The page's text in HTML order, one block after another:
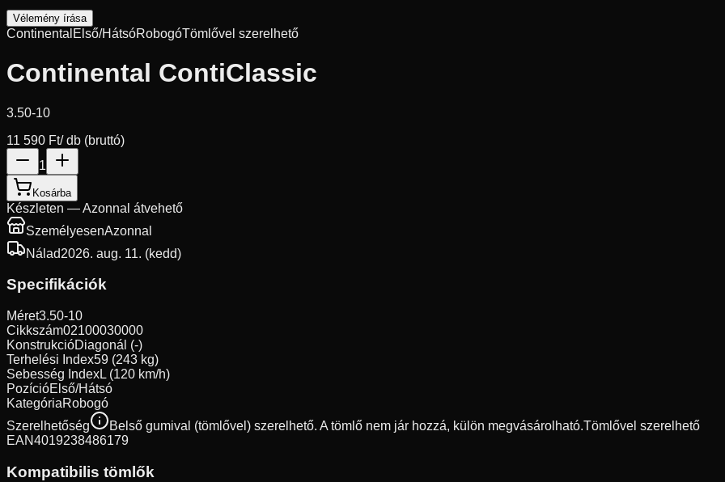
Vélemény írása
Continental Első/HátsóRobogóTömlővel szerelhető
Continental ContiClassic
3.50-10
11 590 Ft/ db (bruttó)
1
Kosárba
Készleten — Azonnal átvehető
SzemélyesenAzonnal
Nálad2026. aug. 11. (kedd)
Specifikációk
Méret3.50-10
Cikkszám02100030000
KonstrukcióDiagonál (-)
Terhelési Index59 (243 kg)
Sebesség IndexL (120 km/h)
PozícióElső/Hátsó
KategóriaRobogó
Szerelhetőség
Belső gumival (tömlővel) szerelhető. A tömlő nem jár hozzá, külön megvásárolható.Tömlővel szerelhető
EAN4019238486179
Kompatibilis tömlők